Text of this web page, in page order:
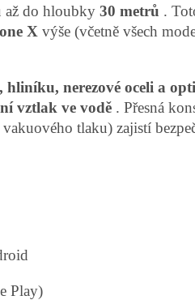
až do hloubky 30 metrů .
X výše (včetně všech
nerezové oceli a
vztlak ve vodě . Přesná
tlaku) zajistí
Play)